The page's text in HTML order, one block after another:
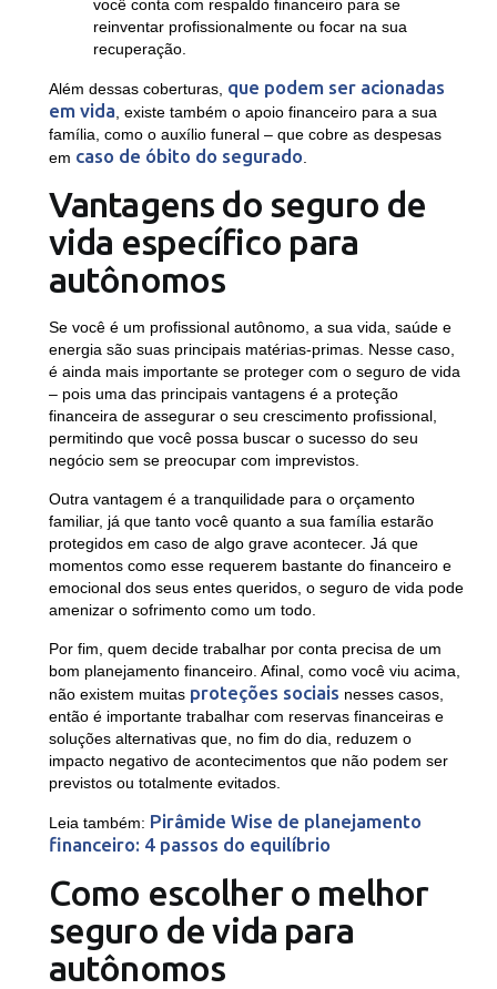
você conta com respaldo financeiro para se
reinventar profissionalmente ou focar na sua
recuperação.
Além dessas coberturas, que podem ser acionadas
em vida , existe também o apoio financeiro para a sua
família, como o auxílio funeral – que cobre as despesas
em caso de óbito do segurado
Vantagens do seguro de
vida específico para
autônomos
Se você é um profissional autônomo, a sua vida, saúde e
energia são suas principais matérias-primas. Nesse caso,
é ainda mais importante se proteger com o seguro de vida
– pois uma das principais vantagens é a proteção
financeira de assegurar o seu crescimento profissional,
permitindo que você possa buscar o sucesso do seu
negócio sem se preocupar com imprevistos.
Outra vantagem é a tranquilidade para o orçamento
familiar, já que tanto você quanto a sua família estarão
protegidos em caso de algo grave acontecer. Já que
momentos como esse requerem bastante do financeiro e
emocional dos seus entes queridos, o seguro de vida pode
amenizar o sofrimento como um todo.
Por fim, quem decide trabalhar por conta precisa de um
bom planejamento financeiro. Afinal, como você viu acima,
não existem muitas proteções sociais nesses casos,
então é importante trabalhar com reservas financeiras e
soluções alternativas que, no fim do dia, reduzem o
impacto negativo de acontecimentos que não podem ser
previstos ou totalmente evitados.
Leia também: Pirâmide Wise de planejamento
financeiro: 4 passos do equilíbrio
Como escolher o melhor
seguro de vida para
autônomos